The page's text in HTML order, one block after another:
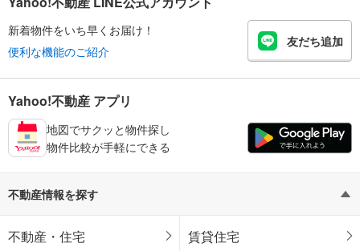
新着物件をいち早くお届け！
便利な機能のご紹介
友だち追加
Yahoo!不動産 アプリ
地図でサクッと物件探し
物件比較が手軽にできる
不動産情報を探す
不動産・住宅 賃貸住宅